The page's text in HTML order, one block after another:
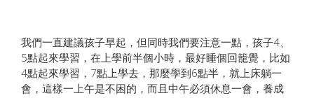
我們一直建議孩子早起，但同時我們要注意一點，孩子4、
5點起來學習，在上學前半個小時，最好睡個回籠覺，比如
4點起來學習，7點上學去，那麼學到6點半，就上床躺一
會，這樣一上午是不困的，而且中午必須休息一會，養成